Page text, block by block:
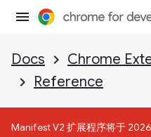
Docs Chrome
Reference
Manifest V2 扩展程序将于